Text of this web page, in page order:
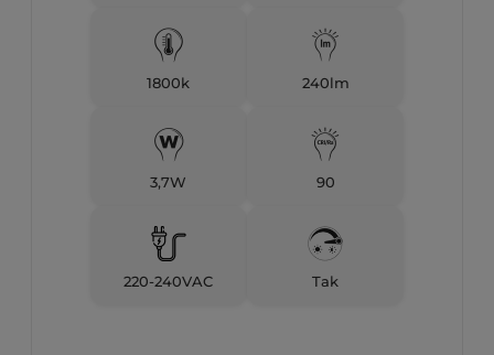
1800k 240lm
3,7W 90
220-240VAC Tak